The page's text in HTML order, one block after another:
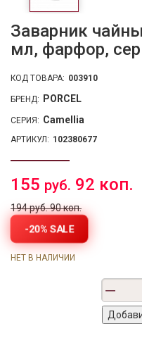
Заварник
мл, фарфор,
КОД ТОВАРА: 003910
БРЕНД: PORCEL
СЕРИЯ: Camellia
АРТИКУЛ: 102380677
155 руб. 92 коп.
194 руб. 90 коп.
-20% SALE
НЕТ В НАЛИЧИИ